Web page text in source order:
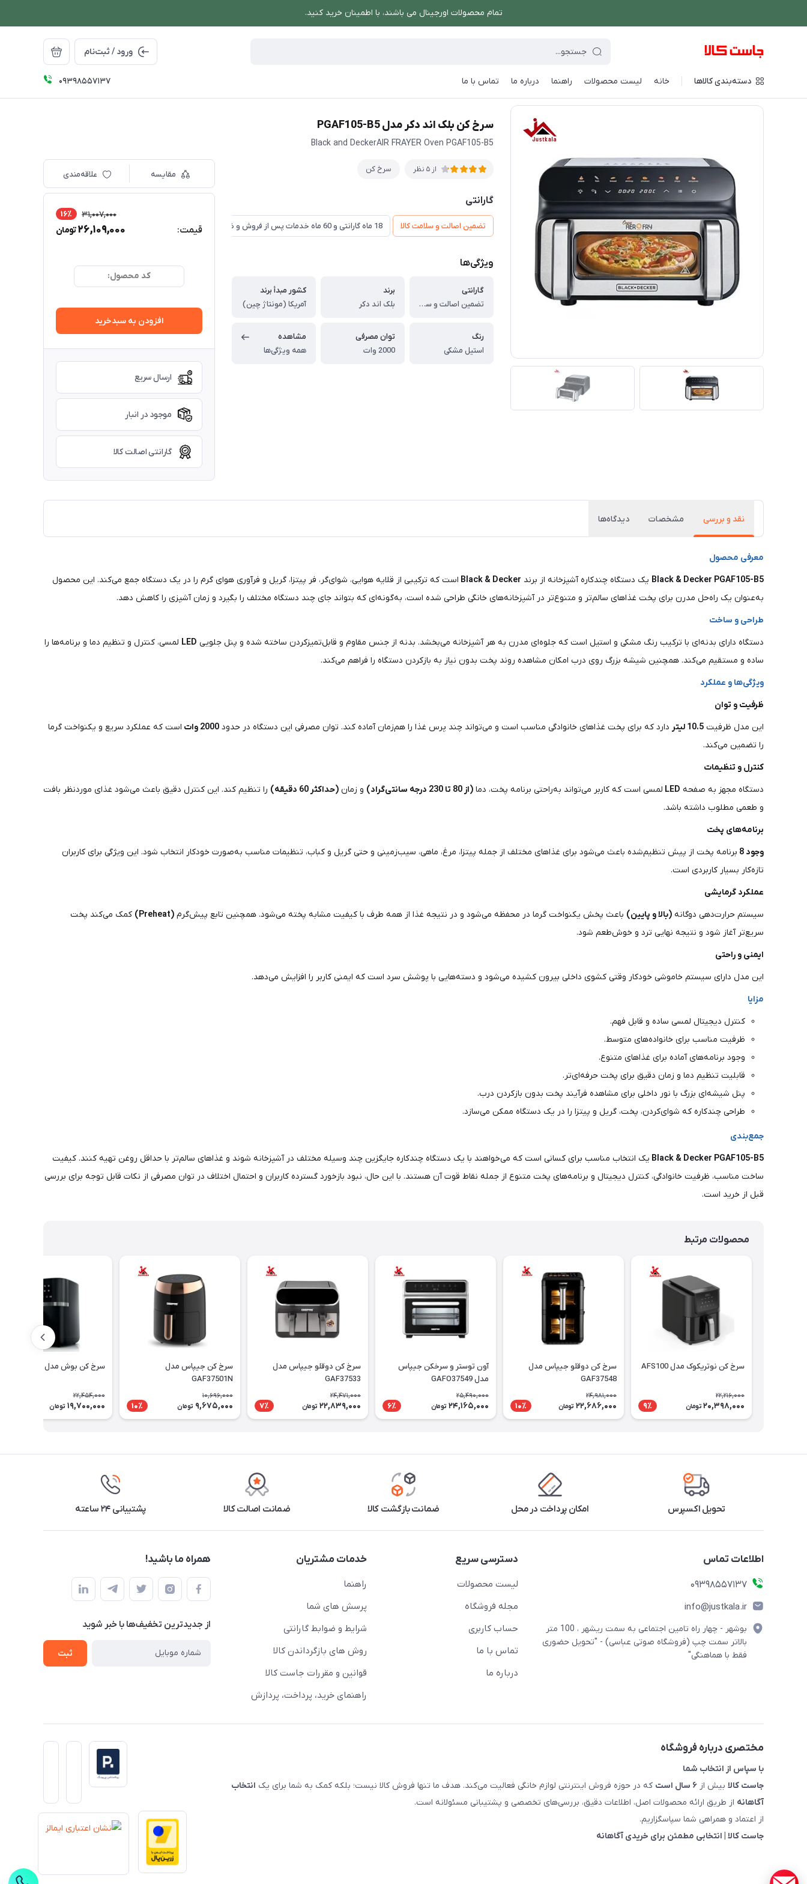
تمام محصولات اورجینال می باشند، با اطمینان خرید کنید.
ورود / ثبت‌نام
دسته‌بندی کالاها خانه لیست محصولات راهنما درباره ما تماس با ما 09398557137
فروشگاه اینترنتی جاست کالا پخت و پز سرخ کن سرخ کن بلک اند دکر مدل PGAF105-B5
سرخ کن بلک اند دکر مدل PGAF105-B5
Black and DeckerAIR FRAYER Oven PGAF105-B5
از 5 نظر سرخ کن
گارانتی
تضمین اصالت و سلامت کالا 18 ماه گارانتی و 60 ماه خدمات پس از فروش و ضمانت تعویض
ویژگی‌ها
گارانتی
تضمین اصالت و سلامت کالا (اورجینال)
برند
بلک اند دکر
کشور مبدأ برند
آمریکا (مونتاژ چین)
رنگ
استیل مشکی
توان مصرفی
2000 وات
مشاهده
همه ویژگی‌ها
مقایسه علاقه‌مندی
قیمت:
31,007,000 16٪
26,109,000تومان
کد محصول:
افزودن به سبدخرید
ارسال سریع
موجود در انبار
گارانتی اصالت کالا
نقد و بررسی مشخصات دیدگاه‌ها
معرفی محصول
Black & Decker PGAF105-B5 یک دستگاه چندکاره آشپزخانه از برند Black & Decker است که ترکیبی از قلایه هوایی، شوا‌ی‌گر، فر پیتزا، گریل و فرآوری هوای گرم را در یک دستگاه جمع می‌کند. این محصول
به‌عنوان یک راه‌حل مدرن برای پخت غذاهای سالم‌تر و متنوع‌تر در آشپزخانه‌های خانگی طراحی شده است، به‌گونه‌ای که بتواند جای چند دستگاه مختلف را بگیرد و زمان آشپزی را کاهش دهد.
طراحی و ساخت
دستگاه دارای بدنه‌ای با ترکیب رنگ مشکی و استیل است که جلوه‌ای مدرن به هر آشپزخانه می‌بخشد. بدنه از جنس مقاوم و قابل‌تمیزکردن ساخته شده و پنل جلویی LED لمسی، کنترل و تنظیم دما و برنامه‌ها را
ساده و مستقیم می‌کند. همچنین شیشه بزرگ روی درب امکان مشاهده روند پخت بدون نیاز به بازکردن دستگاه را فراهم می‌کند.
ویژگی‌ها و عملکرد
ظرفیت و توان
این مدل ظرفیت 10.5 لیتر دارد که برای پخت غذاهای خانوادگی مناسب است و می‌تواند چند پرس غذا را هم‌زمان آماده کند. توان مصرفی این دستگاه در حدود 2000 وات است که عملکرد سریع و یکنواخت گرما
را تضمین می‌کند.
کنترل و تنظیمات
دستگاه مجهز به صفحه LED لمسی است که کاربر می‌تواند به‌راحتی برنامه پخت، دما (از 80 تا 230 درجه سانتی‌گراد) و زمان (حداکثر 60 دقیقه)
را تنظیم کند. این کنترل دقیق باعث می‌شود غذای موردنظر بافت
و طعمی مطلوب داشته باشد.
برنامه‌های پخت
وجود 8
برنامه پخت از پیش تنظیم‌شده باعث می‌شود برای غذاهای مختلف از جمله پیتزا، مرغ، ماهی، سیب‌زمینی و حتی گریل و کباب، تنظیمات مناسب به‌صورت خودکار انتخاب شود. این ویژگی برای کاربران
تازه‌کار بسیار کاربردی است.
عملکرد گرمایشی
سیستم حرارت‌دهی دوگانه (بالا و پایین) باعث پخش یکنواخت گرما در محفظه می‌شود و در نتیجه غذا از همه طرف با کیفیت مشابه پخته می‌شود. همچنین تابع پیش‌گرم (Preheat)
کمک می‌کند پخت
سریع‌تر آغاز شود و نتیجه نهایی ترد و خوش‌طعم شود.
ایمنی و راحتی
این مدل دارای سیستم خاموشی خودکار وقتی کشوی داخلی بیرون کشیده می‌شود و دسته‌هایی با پوشش سرد است که ایمنی کاربر را افزایش می‌دهد.
مزایا
کنترل دیجیتال لمسی ساده و قابل فهم.
ظرفیت مناسب برای خانواده‌های متوسط.
وجود برنامه‌های آماده برای غذاهای متنوع.
قابلیت تنظیم دما و زمان دقیق برای پخت حرفه‌ای‌تر.
پنل شیشه‌ای بزرگ با نور داخلی برای مشاهده فرآیند پخت بدون بازکردن درب.
طراحی چندکاره که شوا‌ی‌کردن، پخت، گریل و پیتزا را در یک دستگاه ممکن می‌سازد.
جمع‌بندی
Black & Decker PGAF105-B5 یک انتخاب مناسب برای کسانی است که می‌خواهند با یک دستگاه چندکاره جایگزین چند وسیله مختلف در آشپزخانه شوند و غذاهای سالم‌تر با حداقل روغن تهیه کنند. کیفیت
ساخت مناسب، ظرفیت خانوادگی، کنترل دیجیتال و برنامه‌های پخت متنوع از جمله نقاط قوت آن هستند. با این حال، نبود بازخورد گسترده کاربران و احتمال اختلاف در توان مصرفی از نکات قابل توجه برای بررسی
قبل از خرید است.
محصولات مرتبط
سرخ کن نوتریکوک مدل AFS100
22,216,000
20,398,000 تومان 9٪
سرخ کن دوقلو جیپاس مدل
GAF37548
24,981,000
22,686,000 تومان 10٪
آون توستر و سرخکن جیپاس
مدل GAFO37549
25,490,000
24,165,000 تومان 6٪
سرخ کن دوقلو جیپاس مدل
GAF37533
24,471,000
22,839,000 تومان 7٪
سرخ کن جیپاس مدل
GAF37501N
10,696,000
9,675,000 تومان 10٪
سرخ کن بوش مدل MAF462B0
22,454,000
19,700,000 تومان
تحویل اکسپرس امکان پرداخت در محل ضمانت بازگشت کالا ضمانت اصالت کالا پشتیبانی ۲۴ ساعته
اطلاعات تماس
09398557137
info@justkala.ir
بوشهر - چهار راه تامین اجتماعی به سمت ریشهر ، 100 متر
بالاتر سمت چپ (فروشگاه صوتی عباسی) - "تحویل حضوری
فقط با هماهنگی"
دسترسی سریع
لیست محصولات
مجله فروشگاه
حساب کاربری
تماس با ما
درباره ما
خدمات مشتریان
راهنما
پرسش های شما
شرایط و ضوابط گارانتی
روش های بازگرداندن کالا
قوانین و مقررات جاست کالا
راهنمای خرید، پرداخت، پردازش
همراه ما باشید!
از جدید‌ترین تخفیف‌ها با‌ خبر شوید
ثبت
مختصری درباره فروشگاه
با سپاس از انتخاب شما
جاست کالا بیش از ۶ سال است که در حوزه فروش اینترنتی لوازم خانگی فعالیت می‌کند. هدف ما تنها فروش کالا نیست؛ بلکه کمک به شما برای یک انتخاب
آگاهانه از طریق ارائه محصولات اصل، اطلاعات دقیق، بررسی‌های تخصصی و پشتیبانی مسئولانه است.
از اعتماد و همراهی شما سپاسگزاریم.
جاست کالا | انتخابی مطمئن برای خریدی آگاهانه